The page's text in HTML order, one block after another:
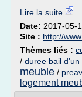
Lire la suite
Date: 2017-05-
Site : http://
Thèmes liés :
/ duree bail d'un
meuble /
logement